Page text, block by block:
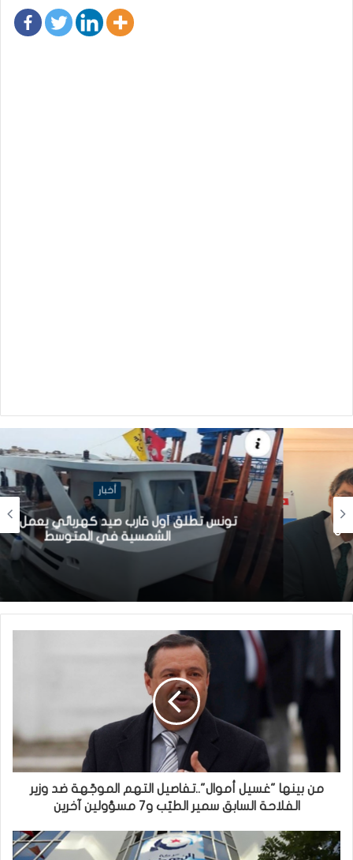
أخبار
تونس تطلق أول قارب صيد كهربائي يعمل بالطاقة
الشمسية في المتوسط
من بينها "غسيل أموال"..تفاصيل التهم الموجّهة ضد وزير
الفلاحة السابق سمير الطيّب و7 مسؤولين آخرين